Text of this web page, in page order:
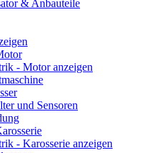
& Anbauteile
- Motor anzeigen
und Sensoren
- Karosserie anzeigen